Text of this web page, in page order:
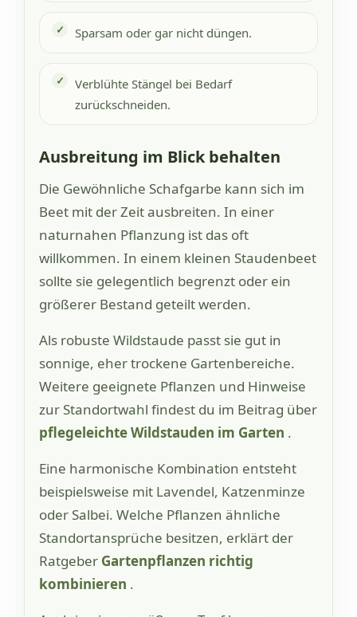
Sparsam oder gar nicht düngen.
Verblühte Stängel bei Bedarf
zurückschneiden.
Ausbreitung im Blick behalten
Die Gewöhnliche Schafgarbe kann sich im
Beet mit der Zeit ausbreiten. In einer
naturnahen Pflanzung ist das oft
willkommen. In einem kleinen Staudenbeet
sollte sie gelegentlich begrenzt oder ein
größerer Bestand geteilt werden.
Als robuste Wildstaude passt sie gut in
sonnige, eher trockene Gartenbereiche.
Weitere geeignete Pflanzen und Hinweise
zur Standortwahl findest du im Beitrag über
pflegeleichte Wildstauden im Garten .
Eine harmonische Kombination entsteht
beispielsweise mit Lavendel, Katzenminze
oder Salbei. Welche Pflanzen ähnliche
Standortansprüche besitzen, erklärt der
Ratgeber Gartenpflanzen richtig
kombinieren .